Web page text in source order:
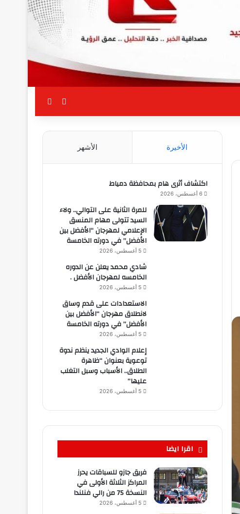
الوضع المظلم
الأخيرة الأشهر
اكتشاف أثرى هام بمحافظة دمياط
6 أغسطس، 2026
للمرة الثانية على التوالي.. ولاء
السيد تتولى مهام المنسق
الإعلامي لمهرجان “الأفضل بين
الأفضل” في دورته الخامسة
5 أغسطس، 2026
شادي محمد يعلن عن الدوره
الخامسه لمهرجان الأفضل .
5 أغسطس، 2026
الاستعدادات على قدم وساق
لانطلاق مهرجان “الأفضل بين
الأفضل” في دورته الخامسة
5 أغسطس، 2026
إعلام الوادي الجديد ينظم ندوة
توعوية بعنوان “ظاهرة
الطلاق.. الأسباب وسبل التغلب
عليها”
5 أغسطس، 2026
اقرا ايضا
فريق جازو للسباقات يحرز
المراكز الثلاثة الأولى في
النسخة 75 من رالي فنلندا
5 أغسطس، 2026